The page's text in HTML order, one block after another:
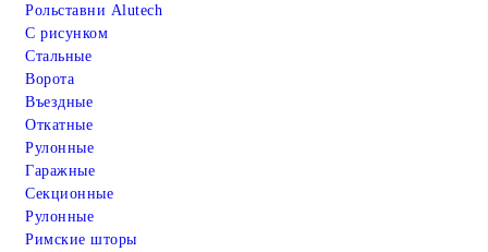
Рольставни Alutech
С рисунком
Стальные
Ворота
Въездные
Откатные
Рулонные
Гаражные
Cекционные
Рулонные
Римские шторы